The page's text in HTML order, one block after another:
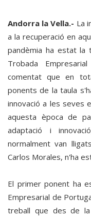
Andorra la Vella.- La
a la recuperació en
pandèmia ha estat la
Trobada
comentat que en
ponents de la taula
innovació a les seves
aquesta època de
adaptació i
normalment van
Carlos Morales, n'ha
El primer ponent ha
Empresarial de
treball que des de